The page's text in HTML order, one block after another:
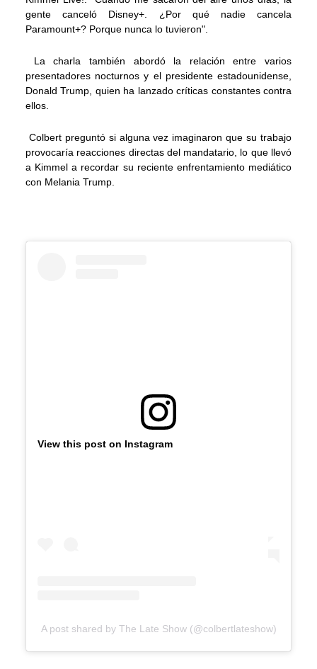
gente canceló Disney+. ¿Por qué nadie cancela
Paramount+? Porque nunca lo tuvieron".
La charla también abordó la relación entre varios
presentadores nocturnos y el presidente estadounidense,
Donald Trump, quien ha lanzado críticas constantes contra
ellos.
Colbert preguntó si alguna vez imaginaron que su trabajo
provocaría reacciones directas del mandatario, lo que llevó
a Kimmel a recordar su reciente enfrentamiento mediático
con Melania Trump.
View this post on Instagram
A post shared by The Late Show (@colbertlateshow)